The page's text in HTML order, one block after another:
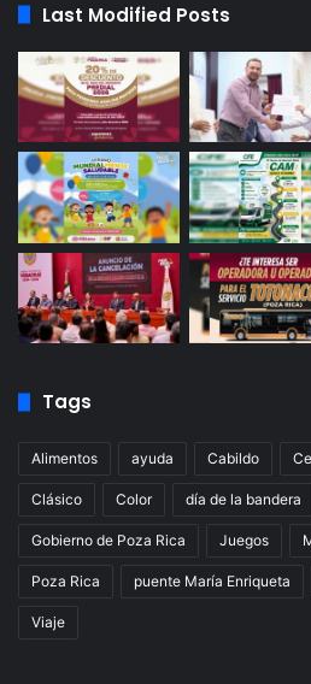
Last Modified Posts
Tags
Alimentos ayuda Cabildo
Clásico Color día de la bandera
Gobierno de Poza Rica Juegos
Poza Rica puente María Enriqueta
Viaje